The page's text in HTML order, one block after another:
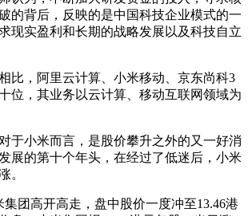
的背后，反映的是中国科技企业模式的一
现实盈利和长期的战略发展以及科技自立
，阿里云计算、小米移动、京东尚科3
位，其业务以云计算、移动互联网领域为
小米而言，是股价攀升之外的又一好消
展的第十个年头，在经过了低迷后，小米
。
团高开高走，盘中股价一度冲至13.46港